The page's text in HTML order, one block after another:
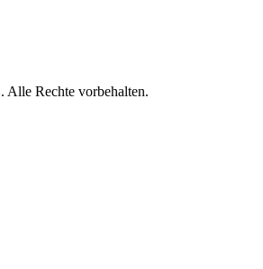
Rechte vorbehalten.